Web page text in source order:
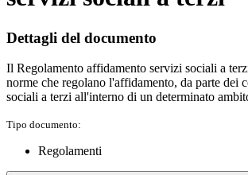
Dettagli del documento
Il Regolamento affidamento servizi sociali a
norme che regolano l'affidamento, da parte dei
sociali a terzi all'interno di un determinato
Tipo documento:
Regolamenti